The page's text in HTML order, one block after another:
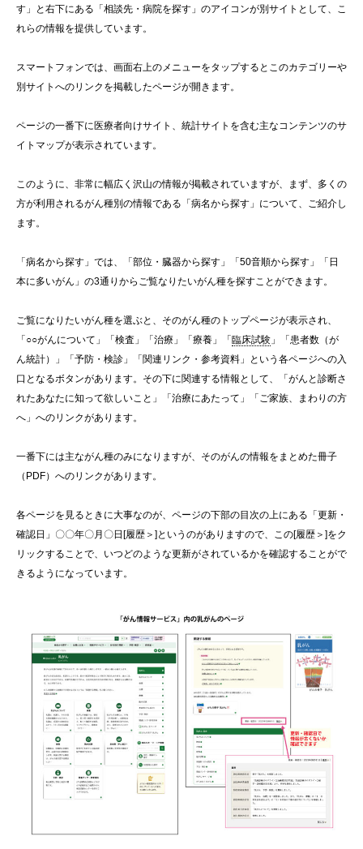
す」と右下にある「相談先・病院を探す」のアイコンが別サイトとして、こ
れらの情報を提供しています。
スマートフォンでは、画面右上のメニューをタップするとこのカテゴリーや
別サイトへのリンクを掲載したページが開きます。
ページの一番下に医療者向けサイト、統計サイトを含む主なコンテンツのサ
イトマップが表示されています。
このように、非常に幅広く沢山の情報が掲載されていますが、まず、多くの
方が利用されるがん種別の情報である「病名から探す」について、ご紹介し
ます。
「病名から探す」では、「部位・臓器から探す」「50音順から探す」「日
本に多いがん」の3通りからご覧なりたいがん種を探すことができます。
ご覧になりたいがん種を選ぶと、そのがん種のトップページが表示され、
「○○がんについて」「検査」「治療」「療養」「臨床試験 」「患者数（が
ん統計）」「予防・検診」「関連リンク・参考資料」という各ページへの入
口となるボタンがあります。その下に関連する情報として、「がんと診断さ
れたあなたに知って欲しいこと」「治療にあたって」「ご家族、まわりの方
へ」へのリンクがあります。
一番下には主ながん種のみになりますが、そのがんの情報をまとめた冊子
（PDF）へのリンクがあります。
各ページを見るときに大事なのが、ページの下部の目次の上にある「更新・
確認日」〇〇年〇月〇日[履歴＞]というのがありますので、この[履歴＞]をク
リックすることで、いつどのような更新がされているかを確認することがで
きるようになっています。